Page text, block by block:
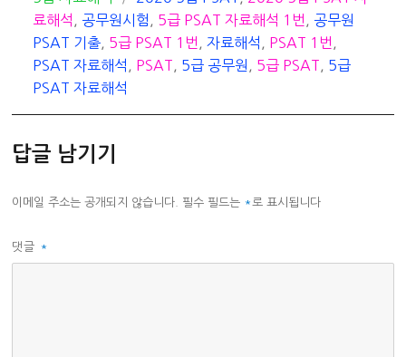
테
고
리
그
료해석
공무원시험 5급 PSAT 자료해석 1번
공무원
PSAT 기출
5급 PSAT 1번 ,자료해석 PSAT 1번
PSAT 자료해석
PSAT 5급 공무원 5급 PSAT
5급
PSAT 자료해석
답글 남기기
이메일 주소는 공개되지 않습니다. 필수 필드는 * 로 표시됩니다
댓글 *